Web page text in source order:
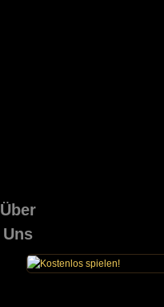
Über
Uns